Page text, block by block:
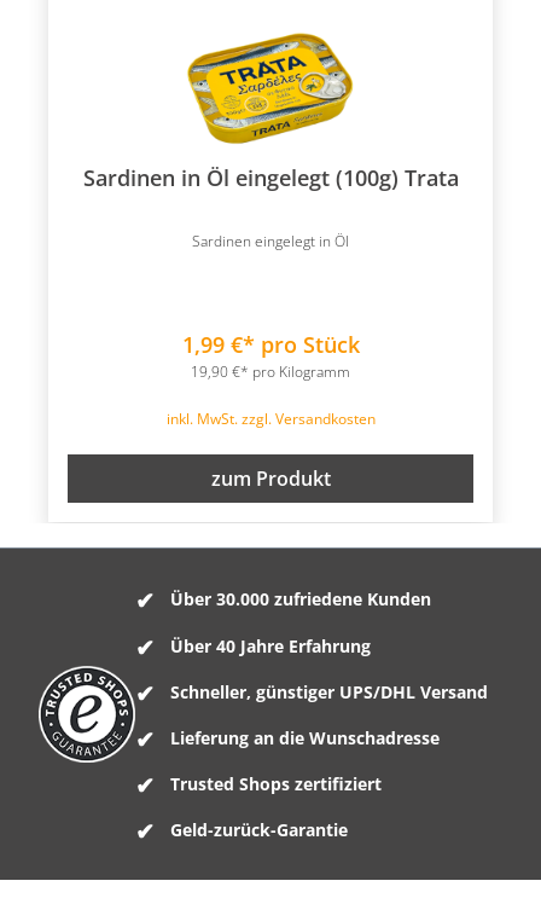
Sardinen in Öl eingelegt (100g) Trata
Sardinen eingelegt in Öl
1,99 €* pro Stück
19,90 €* pro Kilogramm
inkl. MwSt. zzgl. Versandkosten
zum Produkt
Über 30.000 zufriedene Kunden
Über 40 Jahre Erfahrung
Schneller, günstiger UPS/DHL Versand
Lieferung an die Wunschadresse
Trusted Shops zertifiziert
Geld-zurück-Garantie